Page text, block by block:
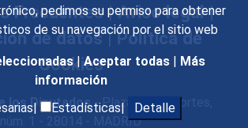
pedimos su permiso para obtener
de su navegación por el sitio web
| Aceptar todas | Más
información
Estadísticas| Detalle
Frecuentes|Aviso legal|
de datos|Política de
Cookies
los Diputados- Plaza de las Cortes,
núm. 1 - 28014 - MADRID